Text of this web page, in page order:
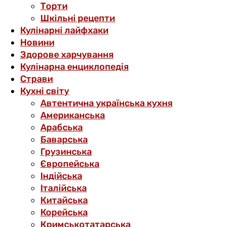
Торти
Шкільні рецепти
Кулінарні лайфхаки
Новини
Здорове харчування
Кулінарна енциклопедія
Страви
Кухні світу
Автентична українська кухня
Американська
Арабська
Баварська
Грузинська
Європейська
Індійська
Італійська
Китайська
Корейська
Кримськотатарська